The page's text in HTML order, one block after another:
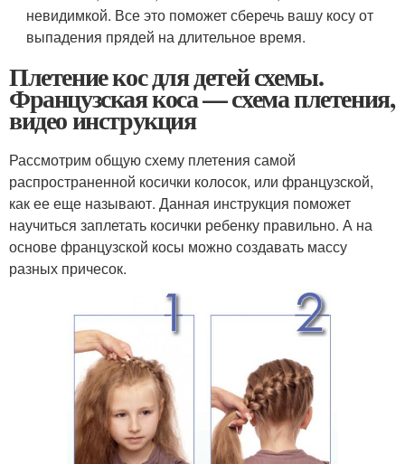
невидимкой. Все это поможет сберечь вашу косу от
выпадения прядей на длительное время.
Плетение кос для детей схемы.
Французская коса — схема плетения,
видео инструкция
Рассмотрим общую схему плетения самой
распространенной косички колосок, или французской,
как ее еще называют. Данная инструкция поможет
научиться заплетать косички ребенку правильно. А на
основе французской косы можно создавать массу
разных причесок.